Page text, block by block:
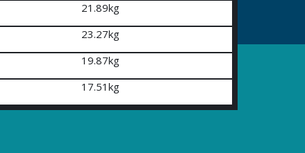
21.89kg
23.27kg
19.87kg
17.51kg